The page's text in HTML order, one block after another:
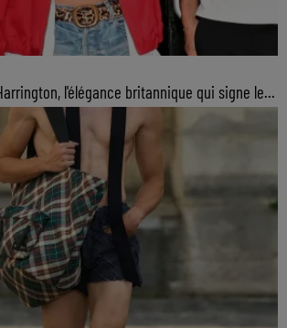
l'élégance britannique qui signe le...